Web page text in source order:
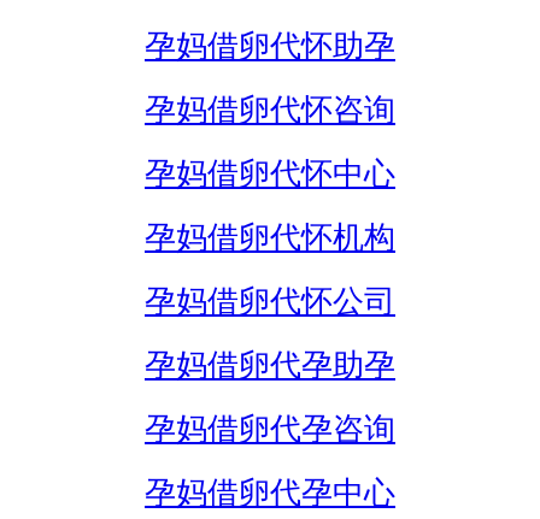
孕妈借卵代怀助孕
孕妈借卵代怀咨询
孕妈借卵代怀中心
孕妈借卵代怀机构
孕妈借卵代怀公司
孕妈借卵代孕助孕
孕妈借卵代孕咨询
孕妈借卵代孕中心